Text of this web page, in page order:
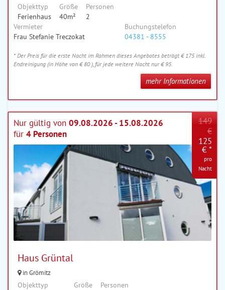
Objekttyp
Ferienhaus
Größe
40m²
Personen
2
Vermieter
Frau Stefanie Treczokat
Buchungstelefon
04381 - 8555
* Der Preis für die erste Nacht im Rahmen dieses Angebotes beträgt € 175 inkl.
Endreinigung (in Höhe von € 80 ), für jede weitere Nacht nur € 95.
mehr Informationen
Nur gültig von 09.08.2026 - 15.08.2026
für 4 Personen
Haus Grüntal
in Grömitz
Objekttyp
Größe
Personen
149
€
125
€ *
pro
Nacht